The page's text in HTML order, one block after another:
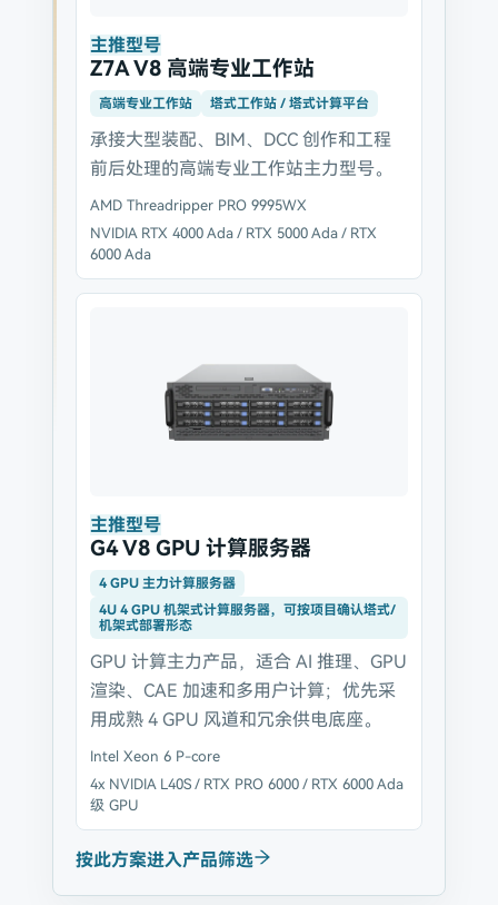
主推型号
Z7A V8 高端专业工作站
高端专业工作站 塔式工作站 / 塔式计算平台
承接大型装配、BIM、DCC 创作和工程
前后处理的高端专业工作站主力型号。
AMD Threadripper PRO 9995WX
NVIDIA RTX 4000 Ada / RTX 5000 Ada / RTX
6000 Ada
主推型号
G4 V8 GPU 计算服务器
4 GPU 主力计算服务器
4U 4 GPU 机架式计算服务器，可按项目确认塔式/
机架式部署形态
GPU 计算主力产品，适合 AI 推理、GPU
渲染、CAE 加速和多用户计算；优先采
用成熟 4 GPU 风道和冗余供电底座。
Intel Xeon 6 P-core
4x NVIDIA L40S / RTX PRO 6000 / RTX 6000 Ada
级 GPU
按此方案进入产品筛选